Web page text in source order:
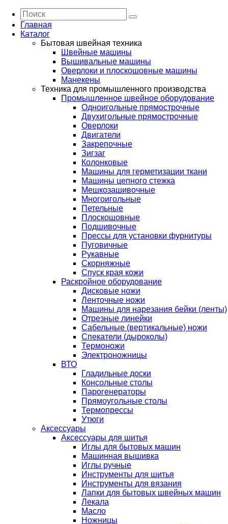
Главная
Каталог
Бытовая швейная техника
Швейные машины
Вышивальные машины
Оверлоки и плоскошовные машины
Манекены
Техника для промышленного производства
Промышленное швейное оборудование
Одноигольные прямострочные
Двухигольные прямострочные
Оверлоки
Двигатели
Закрепочные
Зигзаг
Колонковые
Машины для герметизации ткани
Машины цепного стежка
Мешкозашивочные
Многоигольные
Петельные
Плоскошовные
Подшивочные
Прессы для установки фурнитуры
Пуговичные
Рукавные
Скорняжные
Спуск края кожи
Раскройное оборудование
Дисковые ножи
Ленточные ножи
Машины для нарезания бейки (ленты)
Отрезные линейки
Сабельные (вертикальные) ножи
Спекатели (дыроколы)
Термоножи
Электроножницы
ВТО
Гладильные доски
Консольные столы
Парогенераторы
Прямоугольные столы
Термопрессы
Утюги
Аксессуары
Аксессуары для шитья
Иглы для бытовых машин
Машинная вышивка
Иглы ручные
Инструменты для шитья
Инструменты для вязания
Лапки для бытовых швейных машин
Лекала
Масло
Ножницы